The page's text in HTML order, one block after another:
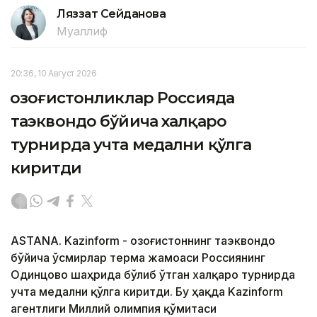
Ляззат Сейданова
Муаллиф
20:36, 10 Август 2026
Қозоғистонликлар Россияда
таэквондо бўйича халқаро
турнирда учта медални қўлга
киритди
ASTANA. Kazinform - Қозоғистоннинг таэквондо
бўйича ўсмирлар терма жамоаси Россиянинг
Одинцово шаҳрида бўлиб ўтган халқаро турнирда
учта медални қўлга киритди. Бу ҳақда Kazinform
агентлиги Миллий олимпия қўмитаси